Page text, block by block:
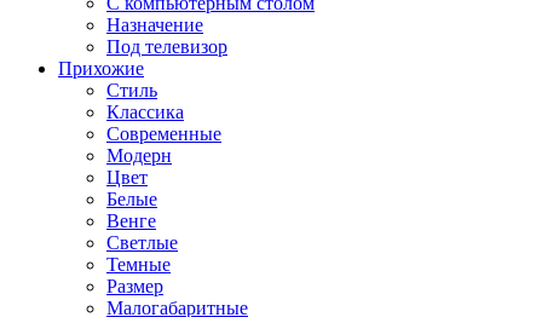
Назначение
Под телевизор
Прихожие
Стиль
Классика
Современные
Модерн
Цвет
Белые
Венге
Светлые
Темные
Размер
Малогабаритные